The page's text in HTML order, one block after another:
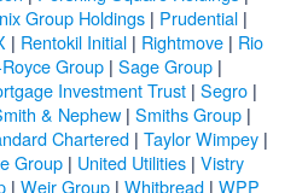
Group Holdings| Prudential|
| Rentokil Initial| Rightmove| Rio
Group | Sage Group |
Investment Trust| Segro|
& Nephew | Smiths Group |
Chartered| Taylor Wimpey|
Group| United Utilities| Vistry
| Weir Group| Whitbread| WPP